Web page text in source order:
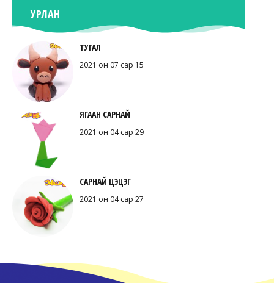
УРЛАН
ТУГАЛ
2021 он 07 сар 15
ЯГААН САРНАЙ
2021 он 04 сар 29
САРНАЙ ЦЭЦЭГ
2021 он 04 сар 27